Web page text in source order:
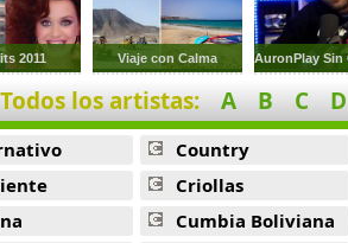
online
online
Work
online
2011 Viaje con Calma
Todos los artistas: A B C D
Country
Criollas
Cumbia Boliviana